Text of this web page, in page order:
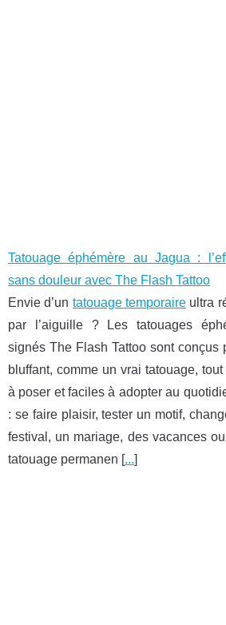
Tatouage éphémère au Jagua :
sans douleur avec The Flash Tattoo
Envie d’un tatouage temporaire ultra
par l’aiguille ? Les tatouages
signés The Flash Tattoo sont conçus
bluffant, comme un vrai tatouage,
à poser et faciles à adopter au
: se faire plaisir, tester un motif,
festival, un mariage, des vacances
tatouage permanen [...]